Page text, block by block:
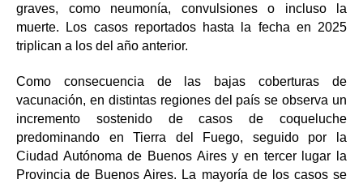
graves, como neumonía, convulsiones o incluso la
muerte. Los casos reportados hasta la fecha en 2025
triplican a los del año anterior.
Como consecuencia de las bajas coberturas de
vacunación, en distintas regiones del país se observa un
incremento sostenido de casos de coqueluche
predominando en Tierra del Fuego, seguido por la
Ciudad Autónoma de Buenos Aires y en tercer lugar la
Provincia de Buenos Aires. La mayoría de los casos se